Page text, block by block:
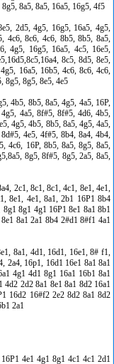
8a5, 8a5, 16a5, 16g5, 4f5
2d5, 4g5, 16g5, 16a5, 4g5,
4c6, 8c6, 4c6, 8b5, 8b5, 8a5,
4g5, 16g5, 16a5, 4c5, 16e5,
8c5, 8d5, 8e5,
16a5, 16b5, 4c6, 8c6, 4c6,
8g5, 8g5, 8e5, 4e5
4b5, 8b5, 8a5, 4g5, 4a5, 16P,
4a5, 8f#5, 8f#5, 4d6, 4b5,
4g5, 4b5, 8b5, 8a5, 4g5, 4a5,
4e5, 4f#5, 8b4, 8a4, 4b4,
4c6, 16P, 8b5, 8a5, 8g5, 8a5,
8g5, 8f#5, 8g5, 2a5, 8a5,
2c1, 8c1, 8c1, 4c1, 8e1, 4e1,
8e1, 4e1, 8a1, 2b1 16P1 8b4
8g1 4g1 16P1 8e1 8a1 8b1
8a1 2a1 8b4 2#d1 8#f1 4a1
8a1, 4d1, 16d1, 16e1, 8# f1,
2a4, 16p1, 16d1 16e1 8a1 8a1
4g1 4d1 8g1 16a1 16b1 8a1
4d2 2d2 8a1 8e1 8a1 8d2 16a1
16d2 16#f2 2e2 8d2 8a1 8d2
2a1
4e1 4g1 8g1 4c1 4c1 2d1